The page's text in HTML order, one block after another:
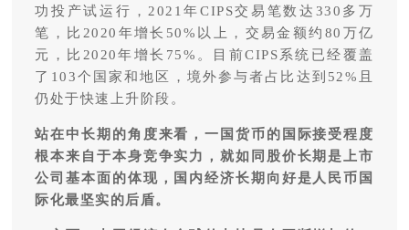
功投产试运行，2021年CIPS交易笔数达330多万
笔，比2020年增长50%以上，交易金额约80万亿
元，比2020年增长75%。目前CIPS系统已经覆盖
了103个国家和地区，境外参与者占比达到52%且
仍处于快速上升阶段。
站在中长期的角度来看，一国货币的国际接受程度
根本来自于本身竞争实力，就如同股价长期是上市
公司基本面的体现，国内经济长期向好是人民币国
际化最坚实的后盾。